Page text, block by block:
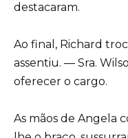
destacaram.
Ao final, Richard
assentiu. — Sra.
oferecer o cargo.
As mãos de Angela